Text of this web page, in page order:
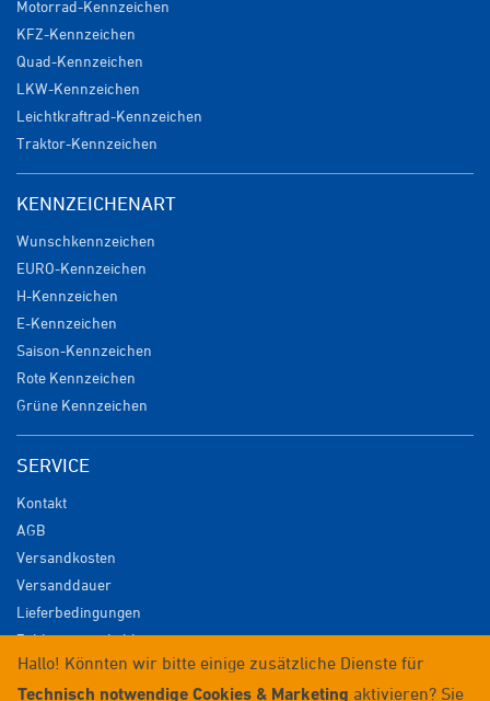
Motorrad-Kennzeichen
KFZ-Kennzeichen
Quad-Kennzeichen
LKW-Kennzeichen
Leichtkraftrad-Kennzeichen
Traktor-Kennzeichen
KENNZEICHENART
Wunschkennzeichen
EURO-Kennzeichen
H-Kennzeichen
E-Kennzeichen
Saison-Kennzeichen
Rote Kennzeichen
Grüne Kennzeichen
SERVICE
Kontakt
AGB
Versandkosten
Versanddauer
Lieferbedingungen
Zahlungsmöglichkeiten
Datenschutz
Impressum
Hallo! Könnten wir bitte einige zusätzliche Dienste für
Technisch notwendige Cookies & Marketing aktivieren? Sie